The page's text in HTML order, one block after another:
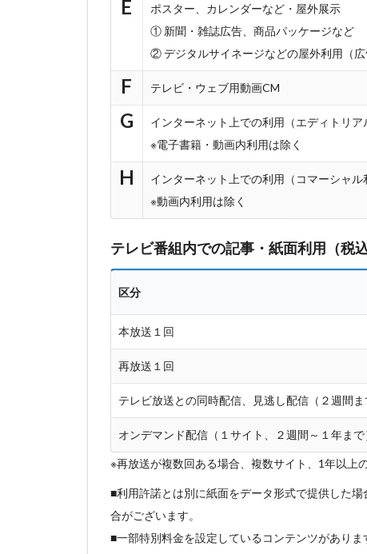
E
ポスター、カレンダーなど・屋外展示
① 新聞・雑誌広告、商品パッケージなど
② デジタルサイネージなどの屋外利用（広
F テレビ・ウェブ用動画CM
G
インターネット上での利用（エディトリア
※電子書籍・動画内利用は除く
H
インターネット上での利用（コマーシャル
※動画内利用は除く
テレビ番組内での記事・紙面利用（税込
区分
本放送１回
再放送１回
テレビ放送との同時配信、見逃し配信（２週間ま
オンデマンド配信（１サイト、２週間～１年まで
※再放送が複数回ある場合、複数サイト、1年以上
■利用許諾とは別に紙面をデータ形式で提供した
合がございます。
■一部特別料金を設定しているコンテンツがありま